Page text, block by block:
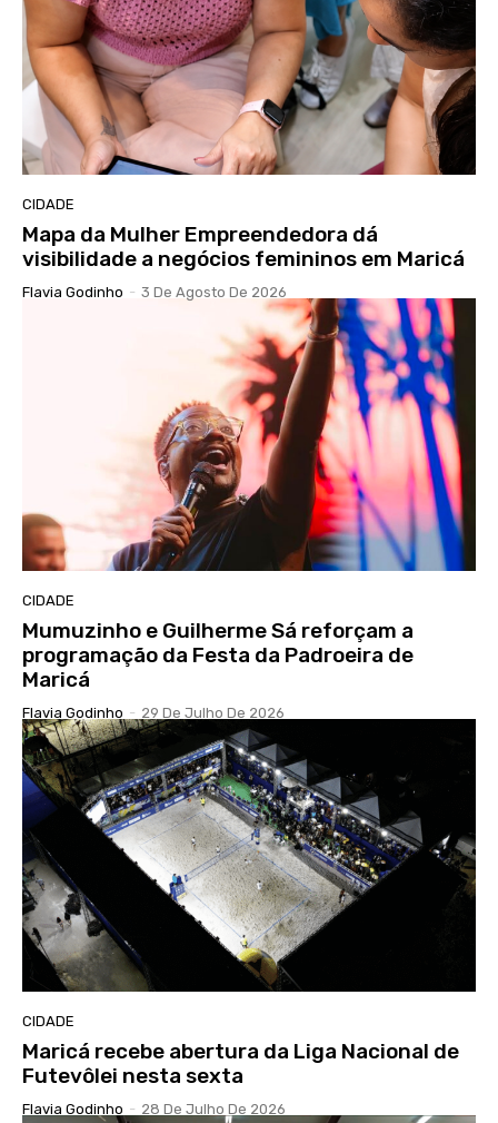
CIDADE
Mapa da Mulher Empreendedora dá
visibilidade a negócios femininos em Maricá
Flavia Godinho - 3 De Agosto De 2026
CIDADE
Mumuzinho e Guilherme Sá reforçam a
programação da Festa da Padroeira de
Maricá
Flavia Godinho - 29 De Julho De 2026
CIDADE
Maricá recebe abertura da Liga Nacional de
Futevôlei nesta sexta
Flavia Godinho - 28 De Julho De 2026